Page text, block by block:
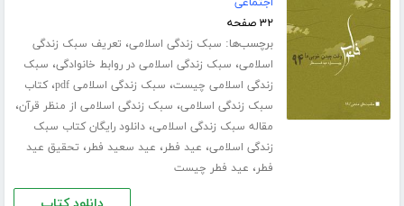
۳۲ صفحه
برچسب‌ها: سبک زندگی اسلامی، تعریف سبک زندگی
اسلامی، سبک زندگی اسلامی در روابط خانوادگی، سبک
زندگی اسلامی چیست، سبک زندگی اسلامی pdf ،کتاب
سبک زندگی اسلامی، سبک زندگی اسلامی از منظر قرآن،
مقاله سبک زندگی اسلامی،دانلود رایگان کتاب سبک
زندگی اسلامی، عید فطر، عید سعید فطر، تحقیق عید
فطر، عید فطر چیست